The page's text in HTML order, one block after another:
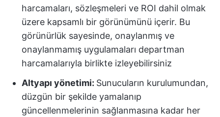
harcamaları, sözleşmeleri ve ROI dahil olmak
üzere kapsamlı bir görünümünü içerir. Bu
görünürlük sayesinde, onaylanmış ve
onaylanmamış uygulamaları departman
harcamalarıyla birlikte izleyebilirsiniz
Altyapı yönetimi: Sunucuların kurulumundan,
düzgün bir şekilde yamalanıp
güncellenmelerinin sağlanmasına kadar her